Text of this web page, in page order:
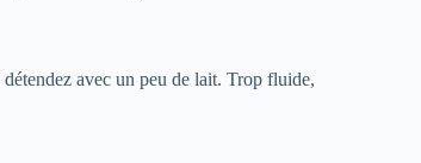
avec un peu de lait. Trop fluide,